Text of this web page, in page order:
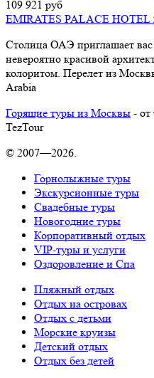
109 921 руб
EMIRATES PALACE HOTEL
Столица ОАЭ приглашает
невероятно красивой
колоритом. Перелет из
Arabia
Горящие туры из Москвы - от
TezTour
© 2007—2026.
Горнолыжные туры
Экскурсионные туры
Свадебные туры
Новогодние туры
Корпоративный отдых
VIP-туры и услуги
Оздоровление и Спа
Пляжный отдых
Отдых на островах
Отдых с детьми
Морские круизы
Детский отдых
Отдых без детей